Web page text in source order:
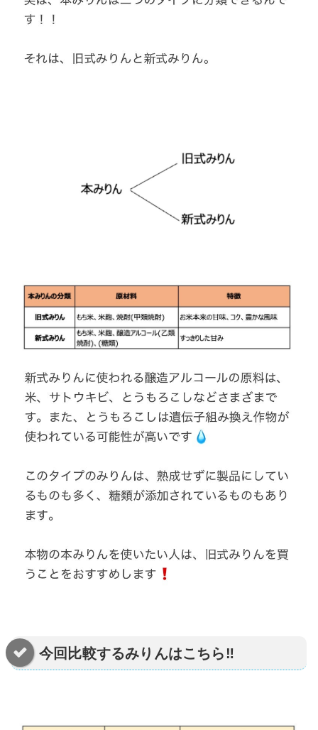
今回比較するみりんはこちら‼️